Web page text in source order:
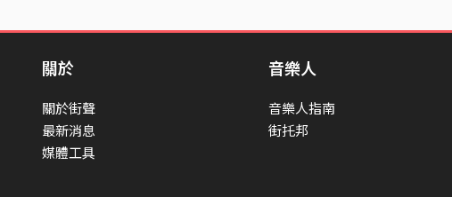
關於
關於街聲
最新消息
媒體工具
音樂人
音樂人指南
街托邦